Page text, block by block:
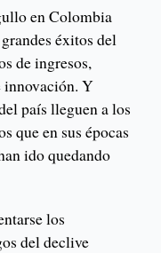
en Colombia
éxitos del
de ingresos,
innovación. Y
país lleguen a los
que en sus épocas
ido quedando
los
del declive